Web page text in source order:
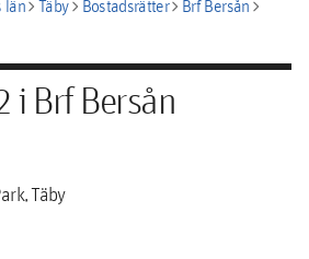
länchevron_rightTäbychevron_rightBostadsrätterchevron_rightBrf Bersånchevron_right
i Brf Bersån
Täby